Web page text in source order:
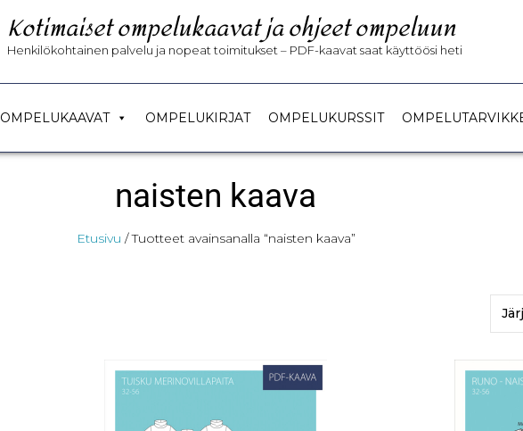
Kotimaiset ompelukaavat ja ohjeet ompeluun
Henkilökohtainen palvelu ja nopeat toimitukset – PDF-kaavat saat käyttöösi heti
OMPELUKAAVAT OMPELUKIRJAT OMPELUKURSSIT
naisten kaava
Etusivu / Tuotteet avainsanalla “naisten kaava”